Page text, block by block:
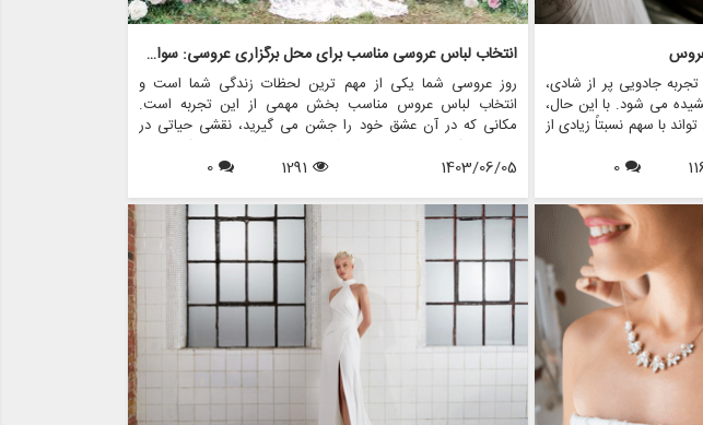
جادویی پر از شادی،
می شود. با این حال،
با سهم نسبتاً زیادی از
قابل توجهی بر نحوه
را تشویق می کند. این
عروس و اینکه چگونه
تجربیات فراگیر و
را بررسی می کند.
0
انتخاب لباس عروسی مناسب برای محل برگزاری عروسی: سواحل، باغ ها و سالن های رقص
روز عروسی شما یکی از مهم ترین لحظات زندگی شما است و
انتخاب لباس عروس مناسب بخش مهمی از این تجربه است.
مکانی که در آن عشق خود را جشن می گیرید، نقشی حیاتی در
تعیین سبک و سیلوئت لباس شما ایفا می کند. چه در یک ساحل
آفتاب زده، چه در باغی پر از شکوفه، یا در دیوارهای زیبای یک سالن
منعکس کند، بلکه باید با فضای مکان انتخابی تان هماهنگ باشد.
در این مقاله به بررسی نحوه انتخاب لباس عروس مناسب برای
سالن های مختلف می پردازیم و مزون چرخچی چگونه می تواند به
شما در تحقق لباس رویایی تان کمک کند.
1403/06/05
1291
0